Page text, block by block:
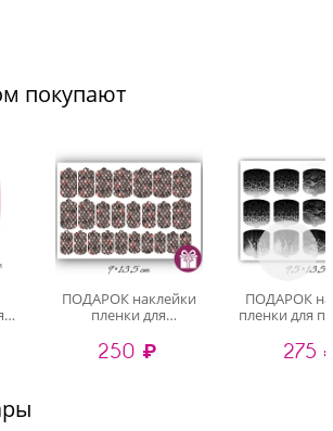
покупают
ПОДАРОК наклейки
пленки для
(случайный дизайн)
250 ₽
ПОДАРОК
пленки для
275